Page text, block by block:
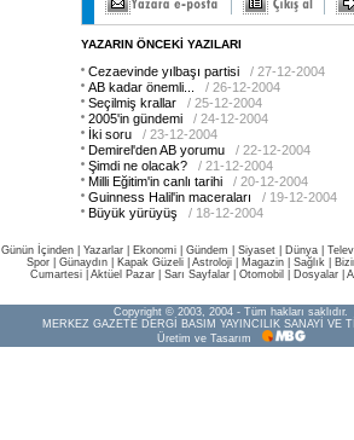
YAZARIN ÖNCEKİ YAZILARI
Cezaevinde yılbaşı partisi
/ 27-12-2004
AB kadar önemli...
/ 26-12-2004
Seçilmiş krallar
/ 25-12-2004
2005'in gündemi
/ 24-12-2004
İki soru
/ 23-12-2004
Demirel'den AB yorumu
/ 22-12-2004
Şimdi ne olacak?
/ 21-12-2004
Milli Eğitim'in canlı tarihi
/ 20-12-2004
Guinness Halil'in maceraları
/ 19-12-2004
Büyük yürüyüş
/ 18-12-2004
Günün İçinden Yazarlar Ekonomi Gündem Siyaset Dünya |
Spor
Günaydın Kapak Güzeli Astroloji Magazin Sağlık
Cumartesi| Aktüel Pazar| Sarı Sayfalar| Otomobil Dosyalar|
Copyright © 2003, 2004 - Tüm hakları saklıdır.
MERKEZ GAZETE DERGİ BASIM YAYINCILIK SANAYİ VE
Üretim ve Tasarım